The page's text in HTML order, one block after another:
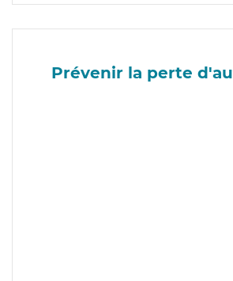
Prévenir la perte